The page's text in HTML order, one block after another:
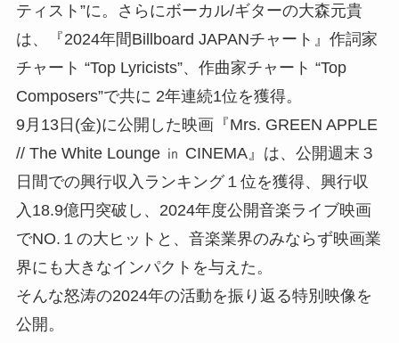
ティスト”に。さらにボーカル/ギターの大森元貴
は、『2024年間Billboard JAPANチャート』作詞家
チャート “Top Lyricists”、作曲家チャート “Top
Composers”で共に 2年連続1位を獲得。
9月13日(金)に公開した映画『Mrs. GREEN APPLE
// The White Lounge ㏌ CINEMA』は、公開週末３
日間での興行収入ランキング１位を獲得、興行収
入18.9億円突破し、2024年度公開音楽ライブ映画
でNO.１の大ヒットと、音楽業界のみならず映画業
界にも大きなインパクトを与えた。
そんな怒涛の2024年の活動を振り返る特別映像を
公開。